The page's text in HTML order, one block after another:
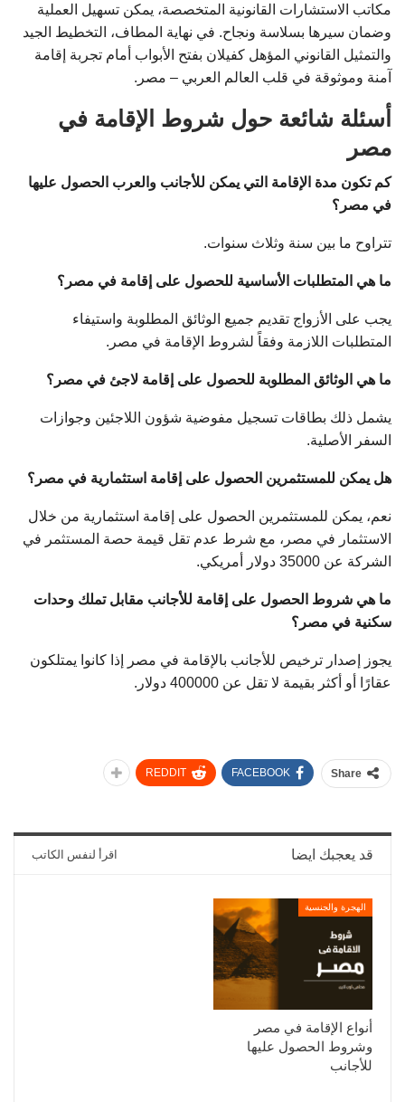
مكاتب الاستشارات القانونية المتخصصة، يمكن تسهيل العملية
وضمان سيرها بسلاسة ونجاح. في نهاية المطاف، التخطيط الجيد
والتمثيل القانوني المؤهل كفيلان بفتح الأبواب أمام تجربة إقامة
آمنة وموثوقة في قلب العالم العربي – مصر.
أسئلة شائعة حول شروط الإقامة في
مصر
كم تكون مدة الإقامة التي يمكن للأجانب والعرب الحصول عليها
في مصر؟
تتراوح ما بين سنة وثلاث سنوات.
ما هي المتطلبات الأساسية للحصول على إقامة في مصر؟
يجب على الأزواج تقديم جميع الوثائق المطلوبة واستيفاء
المتطلبات اللازمة وفقاً لشروط الإقامة في مصر.
ما هي الوثائق المطلوبة للحصول على إقامة لاجئ في مصر؟
يشمل ذلك بطاقات تسجيل مفوضية شؤون اللاجئين وجوازات
السفر الأصلية.
هل يمكن للمستثمرين الحصول على إقامة استثمارية في مصر؟
نعم، يمكن للمستثمرين الحصول على إقامة استثمارية من خلال
الاستثمار في مصر، مع شرط عدم تقل قيمة حصة المستثمر في
الشركة عن 35000 دولار أمريكي.
ما هي شروط الحصول على إقامة للأجانب مقابل تملك وحدات
سكنية في مصر؟
يجوز إصدار ترخيص للأجانب بالإقامة في مصر إذا كانوا يمتلكون
عقارًا أو أكثر بقيمة لا تقل عن 400000 دولار.
Share
FACEBOOK
REDDIT
قد يعجبك ايضا اقرأ لنفس الكاتب
الهجرة والجنسية
أنواع الإقامة في مصر
وشروط الحصول عليها
للأجانب